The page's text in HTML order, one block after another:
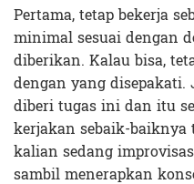
Pertama, tetap bekerja
minimal sesuai dengan
diberikan. Kalau bisa,
dengan yang
diberi tugas ini dan itu
kerjakan sebaik-baiknya
kalian sedang
sambil menerapkan